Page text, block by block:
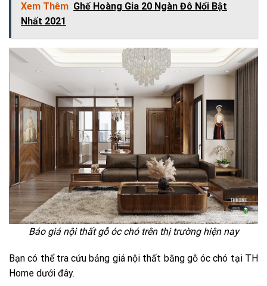
Xem Thêm Ghế Hoàng Gia 20 Ngàn Đô Nổi Bật
Nhất 2021
Báo giá nội thất gỗ óc chó trên thị trường hiện nay
Bạn có thể tra cứu bảng giá nội thất bằng gỗ óc chó tại TH
Home dưới đây.